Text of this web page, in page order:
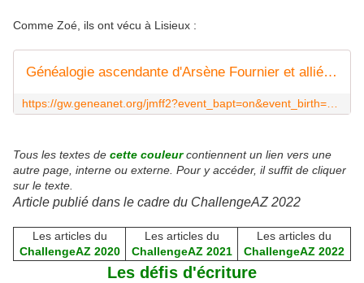
Comme Zoé, ils ont vécu à Lisieux :
Généalogie ascendante d'Arsène Fournier et alliés ... (généalogie) - Geneanet
Tous les textes de cette couleurcontiennent un lien vers une
autre page, interne ou externe. Pour y accéder, il suffit de cliquer
sur le texte.
Article publié dans le cadre du ChallengeAZ 2022
Les articles du
ChallengeAZ 2020
Les articles du
ChallengeAZ 2021
Les articles du
ChallengeAZ 2022
Les défis d'écriture